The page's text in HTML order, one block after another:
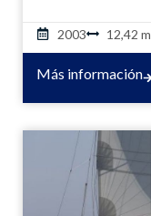
2003 12,42 m
Más información